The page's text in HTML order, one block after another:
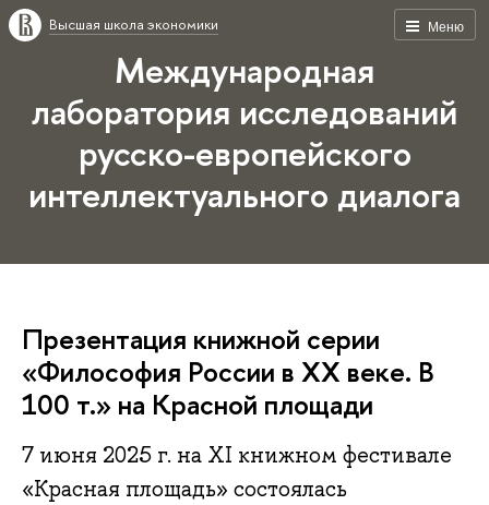
Меню
Высшая школа экономики
Международная
лаборатория исследований
русско-европейского
интеллектуального диалога
Презентация книжной серии
«Философия России в XX веке. В
100 т.» на Красной площади
7 июня 2025 г. на XI книжном фестивале
«Красная площадь» состоялась